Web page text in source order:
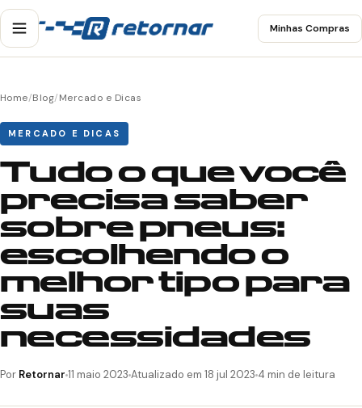
Minhas Compras
Home/Blog/Mercado e Dicas
MERCADO E DICAS
Tudo o que você
precisa saber
sobre pneus:
escolhendo o
melhor tipo para
suas
necessidades
Por Retornar 11 maio 2023 Atualizado em 18 jul 2023 4 min de leitura